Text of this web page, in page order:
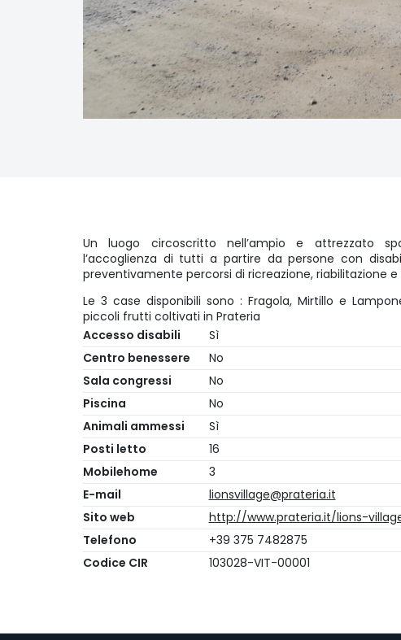
Un luogo circoscritto nell’ampio e attrezzato
l’accoglienza di tutti a partire da persone con
preventivamente percorsi di ricreazione, riabilitazione e
Le 3 case disponibili sono : Fragola, Mirtillo e
piccoli frutti coltivati in Prateria​
Accesso disabili
Sì
Centro benessere
No
Sala congressi
No
Piscina
No
Animali ammessi
Sì
Posti letto
16
Mobilehome
3
E-mail
lionsvillage@prateria.it
Sito web
http://www.prateria.it/lions-
Telefono
+39 375 7482875
Codice CIR
103028-VIT-00001